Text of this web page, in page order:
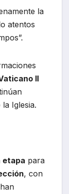
la
atentos
II
Iglesia.
etapa para
, con